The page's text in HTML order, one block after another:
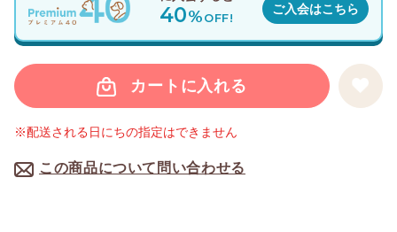
カートに入れる
この商品について問い合わせる
※配送される日にちの指定はできません
40%OFF!
ご入会はこちら